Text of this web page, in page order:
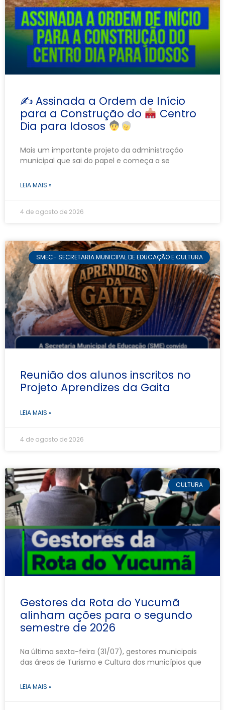
✍ Assinada a Ordem de Início
para a Construção do
Centro
Dia para Idosos
Mais um importante projeto da administração
municipal que sai do papel e começa a se
LEIA MAIS »
4 de agosto de 2026
SMEC- SECRETARIA MUNICIPAL DE EDUCAÇÃO E CULTURA
Reunião dos alunos inscritos no
Projeto Aprendizes da Gaita
LEIA MAIS »
4 de agosto de 2026
CULTURA
Gestores da Rota do Yucumã
alinham ações para o segundo
semestre de 2026
Na última sexta-feira (31/07), gestores municipais
das áreas de Turismo e Cultura dos municípios que
LEIA MAIS »